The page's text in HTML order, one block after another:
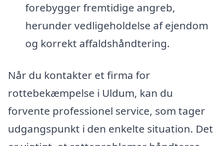
forebygger fremtidige angreb,
herunder vedligeholdelse af ejendom
og korrekt affaldshåndtering.
Når du kontakter et firma for
rottebekæmpelse i Uldum, kan du
forvente professionel service, som tager
udgangspunkt i den enkelte situation. Det